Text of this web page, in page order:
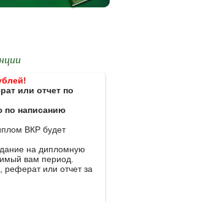
или отчет по
по написанию
ВКР будет
на дипломную
вам период.
реферат или отчет за